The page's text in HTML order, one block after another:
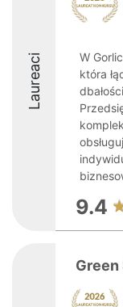
Laureaci
W
która
9.4
Green